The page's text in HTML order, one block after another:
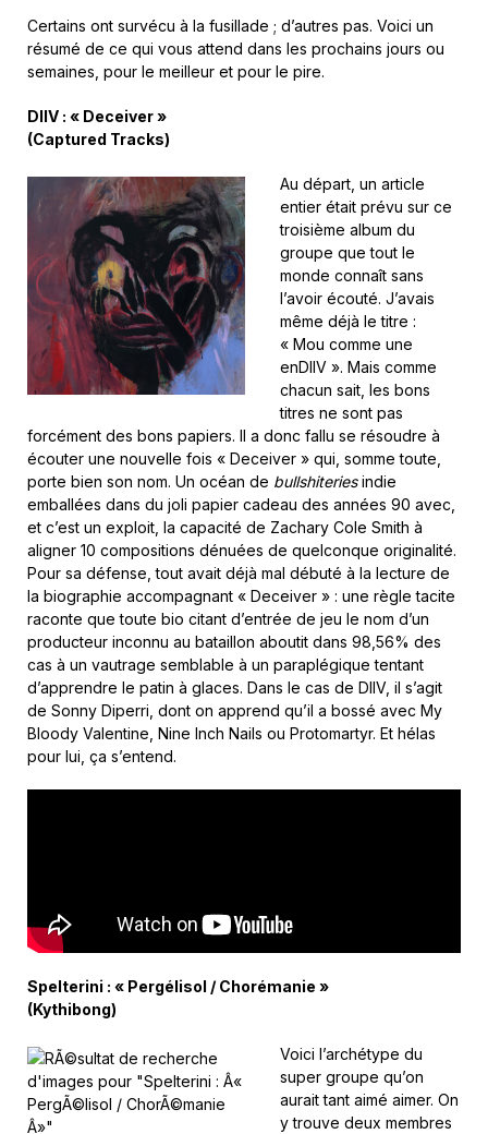
Certains ont survécu à la fusillade ; d’autres pas. Voici un
résumé de ce qui vous attend dans les prochains jours ou
semaines, pour le meilleur et pour le pire.
DIIV : « Deceiver »
(Captured Tracks)
Au départ, un article
entier était prévu sur ce
troisième album du
groupe que tout le
monde connaît sans
l’avoir écouté. J’avais
même déjà le titre :
« Mou comme une
enDIIV ». Mais comme
chacun sait, les bons
titres ne sont pas
forcément des bons papiers. Il a donc fallu se résoudre à
écouter une nouvelle fois « Deceiver » qui, somme toute,
porte bien son nom. Un océan de bullshiteriesindie
emballées dans du joli papier cadeau des années 90 avec,
et c’est un exploit, la capacité de Zachary Cole Smith à
aligner 10 compositions dénuées de quelconque originalité.
Pour sa défense, tout avait déjà mal débuté à la lecture de
la biographie accompagnant « Deceiver » : une règle tacite
raconte que toute bio citant d’entrée de jeu le nom d’un
producteur inconnu au bataillon aboutit dans 98,56% des
cas à un vautrage semblable à un paraplégique tentant
d’apprendre le patin à glaces. Dans le cas de DIIV, il s’agit
de Sonny Diperri, dont on apprend qu’il a bossé avec My
Bloody Valentine, Nine Inch Nails ou Protomartyr. Et hélas
pour lui, ça s’entend.
Spelterini : « Pergélisol / Chorémanie »
(Kythibong)
Voici l’archétype du
super groupe qu’on
aurait tant aimé aimer. On
y trouve deux membres